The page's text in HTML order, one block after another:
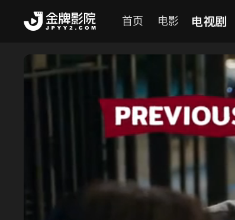
首页 电影 电视剧